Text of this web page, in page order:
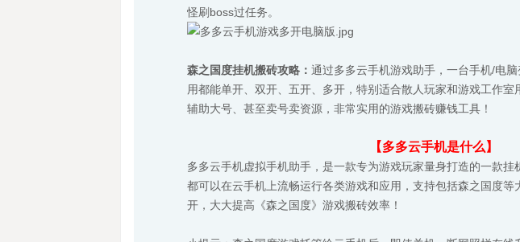
怪刷boss过任务。
森之国度挂机搬砖攻略： 通过多多云手机游戏助手，一台手机/电
用都能单开、双开、五开、多开，特别适合散人玩家和游戏工作
辅助大号、甚至卖号卖资源，非常实用的游戏搬砖赚钱工具！
【多多云手机是什么】
多多云手机虚拟手机助手，是一款专为游戏玩家量身打造的一款
都可以在云手机上流畅运行各类游戏和应用，支持包括森之国度等
开，大大提高《森之国度》游戏搬砖效率！